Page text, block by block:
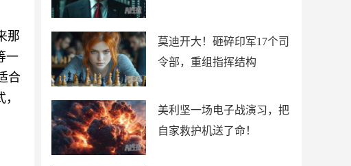
那
一
合
莫迪开大！砸碎印军17个司
令部，重组指挥结构
美利坚一场电子战演习，把
自家救护机送了命！